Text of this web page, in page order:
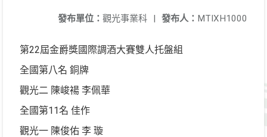
發布人： MTIXH1000
發布單位： 觀光事業科 |
第22屆金爵獎國際調酒大賽雙人托盤組
全國第八名 銅牌
觀光二 陳峻禓 李佩華
全國第11名 佳作
觀光一 陳俊佑 李 璇